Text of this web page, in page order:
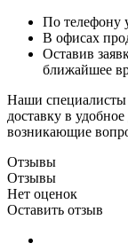
По телефону
В офисах
Оставив
ближайшее
Наши специалисты
доставку в
возникающие
Отзывы
Отзывы
Нет оценок
Оставить отзыв